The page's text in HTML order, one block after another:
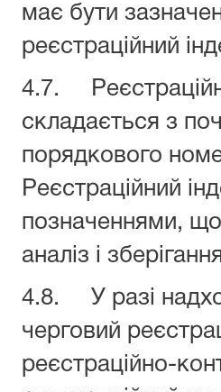
має бути
реєстраційний
4.7.
складається з
порядкового
Реєстраційний
позначеннями,
аналіз і
4.8. У разі
черговий
реєстраційно-